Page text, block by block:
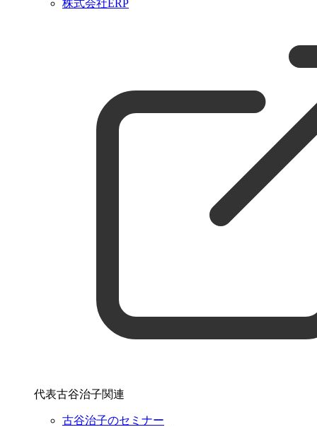
株式会社ERP
代表古谷治子関連
古谷治子のセミナー